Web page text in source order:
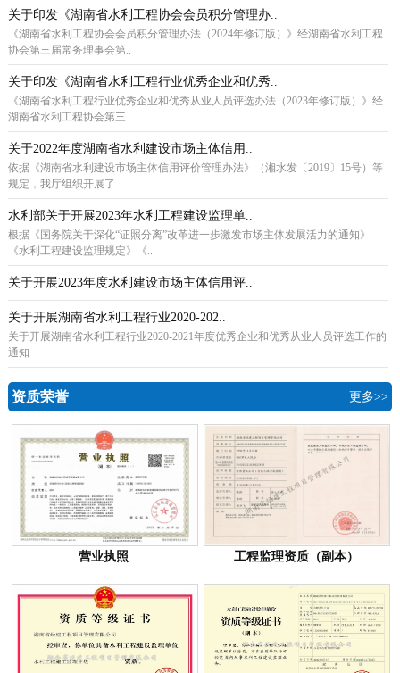
关于印发《湖南省水利工程协会会员积分管理办..
《湖南省水利工程协会会员积分管理办法（2024年修订版）》经湖南省水利工程
协会第三届常务理事会第..
关于印发《湖南省水利工程行业优秀企业和优秀..
《湖南省水利工程行业优秀企业和优秀从业人员评选办法（2023年修订版）》经
湖南省水利工程协会第三..
关于2022年度湖南省水利建设市场主体信用..
依据《湖南省水利建设市场主体信用评价管理办法》（湘水发〔2019〕15号）等
规定，我厅组织开展了..
水利部关于开展2023年水利工程建设监理单..
根据《国务院关于深化“证照分离”改革进一步激发市场主体发展活力的通知》
《水利工程建设监理规定》《..
关于开展2023年度水利建设市场主体信用评..
关于开展湖南省水利工程行业2020-202..
关于开展湖南省水利工程行业2020-2021年度优秀企业和优秀从业人员评选工作的
通知
资质荣誉 更多>>
营业执照 工程监理资质（副本）